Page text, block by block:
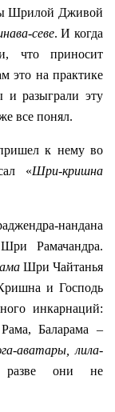
Шрилой Дживой
севе. И когда
что приносит
это на практике
разыграли эту
все понял.
к нему во
«Шри-кришна
нандана
Рамачандра.
Шри Чайтанья
и Господь
инкарнаций:
Баларама –
аватары, лила-
они не